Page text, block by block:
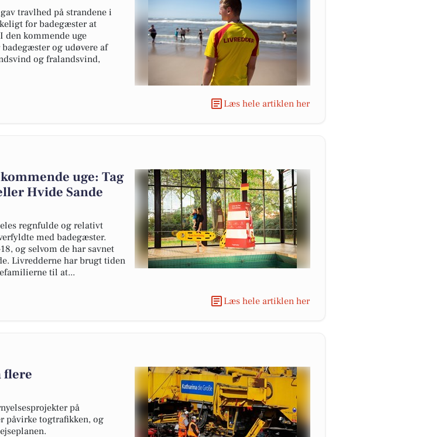
travlhed på strandene i
for badegæster at
den kommende uge
og udøvere af
og fralandsvind,
Læs hele artiklen her
uge: Tag
Hvide Sande
regnfulde og relativt
med badegæster.
og selvom de har savnet
Livredderne har brugt tiden
til at...
Læs hele artiklen her
flere
på
påvirke togtrafikken, og